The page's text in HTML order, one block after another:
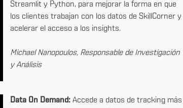
Streamlit y Python, para mejorar la forma en que
los clientes trabajan con los datos de SkillCorner y
acelerar el acceso a los insights.
Michael Nanopoulos, Responsable de Investigación
y Análisis
Data On Demand:Accede a datos de tracking más